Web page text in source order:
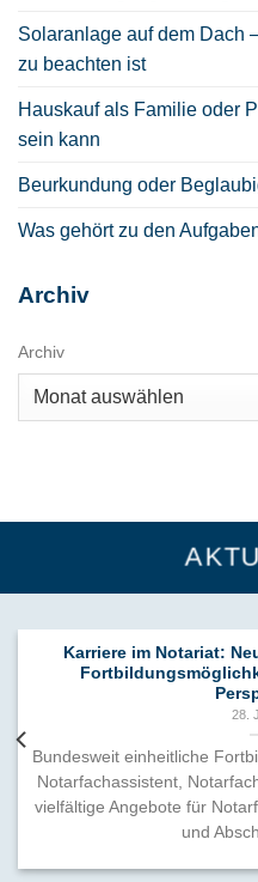
Solaranlage auf dem Dach
zu beachten ist
Hauskauf als Familie oder
sein kann
Beurkundung oder
Was gehört zu den
Archiv
Archiv
Karriere im Notariat:
28.
Bundesweit einheitliche
Notarfachassistent,
vielfältige Angebote für
und